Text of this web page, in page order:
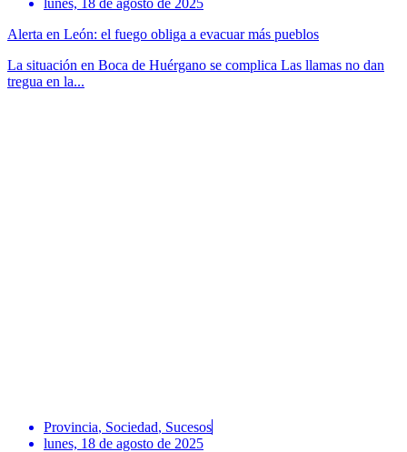
lunes, 18 de agosto de 2025
Alerta en León: el fuego obliga a evacuar más pueblos
La situación en Boca de Huérgano se complica Las llamas no dan
tregua en la...
Provincia, Sociedad, Sucesos
lunes, 18 de agosto de 2025